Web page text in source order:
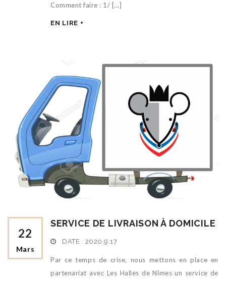
Comment faire : 1/ [...]
EN LIRE +
22
Mars
SERVICE DE LIVRAISON À DOMICILE
DATE : 2020,9:17
Par ce temps de crise, nous mettons en place en
partenariat avec Les Halles de Nîmes un service de